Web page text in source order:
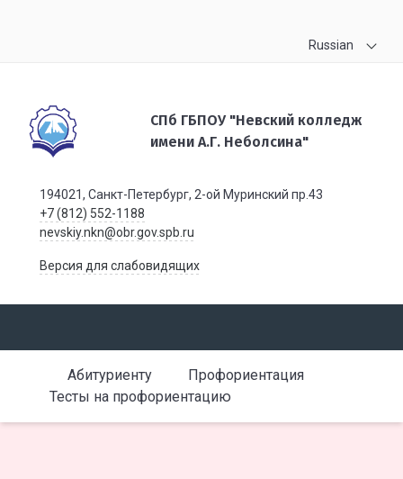
Russian
СПб ГБПОУ "Невский колледж
имени А.Г. Неболсина"
194021, Санкт-Петербург, 2-ой Муринский пр.43
+7 (812) 552-1188
nevskiy.nkn@obr.gov.spb.ru
Версия для слабовидящих
Абитуриенту
Профориентация
Тесты на профориентацию